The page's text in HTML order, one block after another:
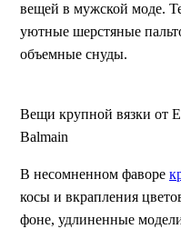
вещей в мужской моде.
уютные шерстяные
объемные снуды.
Вещи крупной вязки от
Balmain
В несомненном фаворе
косы и вкрапления
фоне, удлиненные